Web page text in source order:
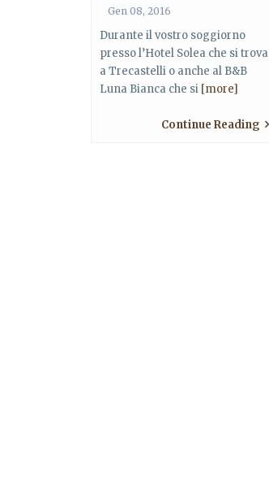
Gen 08, 2016
Durante il vostro soggiorno
presso l’Hotel Solea che si trova
a Trecastelli o anche al B&B
Luna Bianca che si [more]
Continue Reading